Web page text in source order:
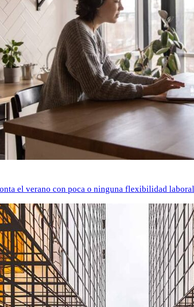
el verano con poca o ninguna flexibilidad laboral